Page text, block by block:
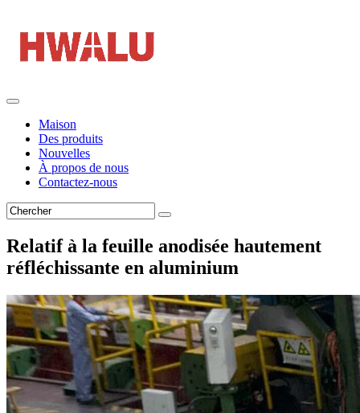
Maison
Des produits
Nouvelles
À propos de nous
Contactez-nous
Relatif à la feuille anodisée hautement
réfléchissante en aluminium